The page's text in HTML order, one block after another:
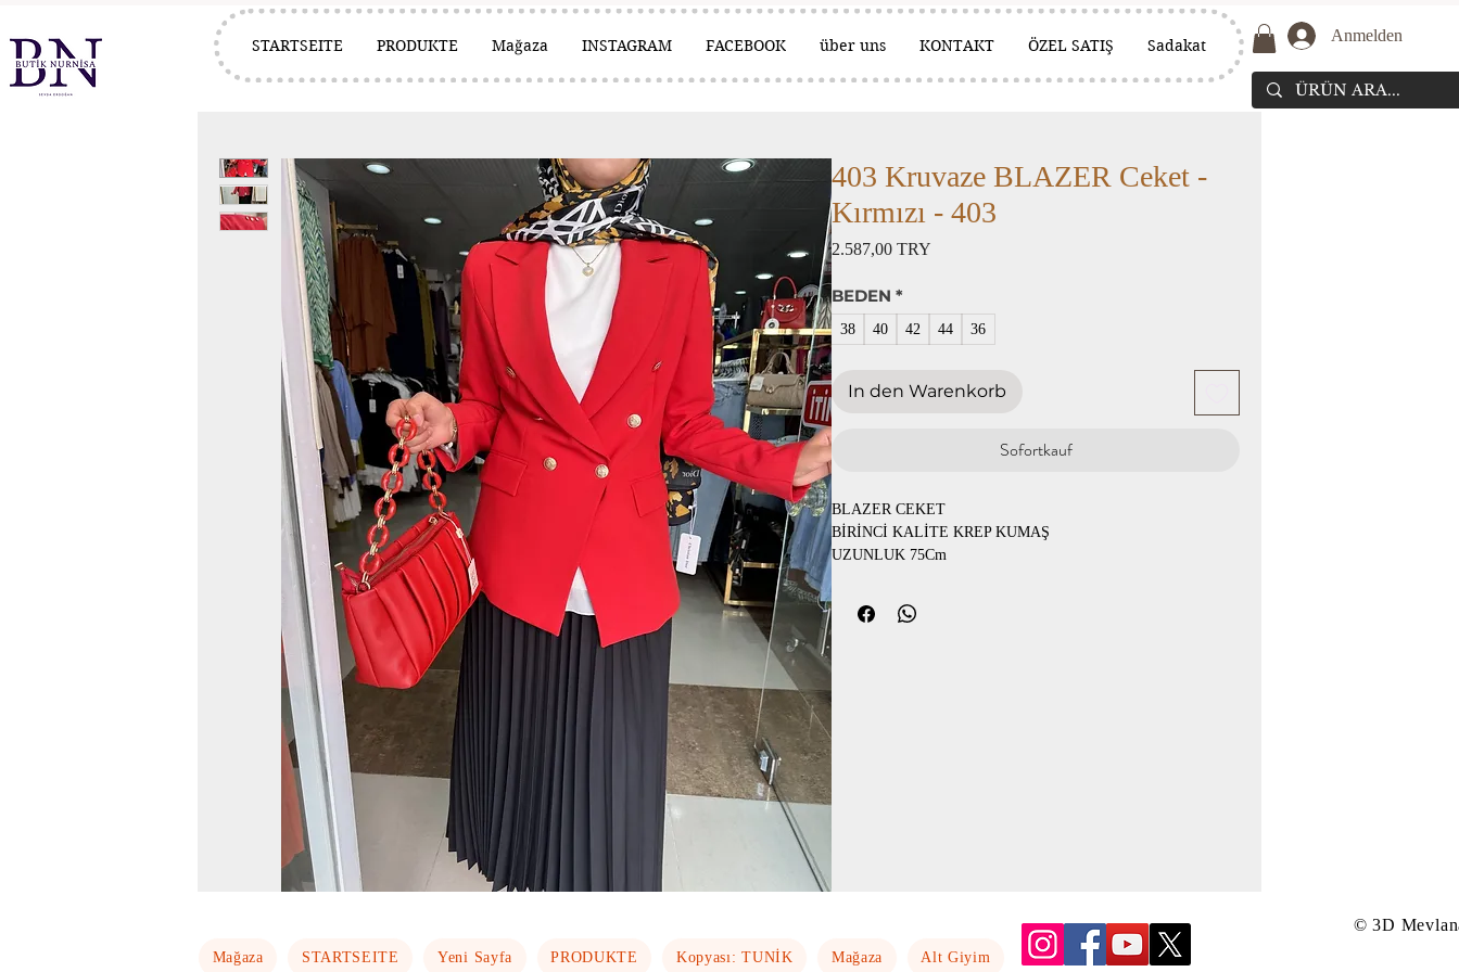
STARTSEITE PRODUKTE Mağaza INSTAGRAM FACEBOOK über uns KONTAKT ÖZEL SATIŞ Sadakat
Anmelden
403 Kruvaze BLAZER Ceket -
Kırmızı - 403
2.587,00 TRY
BEDEN *
38 40 42 44 36
In den Warenkorb
Sofortkauf
BLAZER CEKET
BİRİNCİ KALİTE KREP KUMAŞ
UZUNLUK 75Cm
PİLİSE ETEK
Mağaza STARTSEITE Yeni Sayfa PRODUKTE Kopyası: TUNİK Mağaza Alt Giyim
© 3D